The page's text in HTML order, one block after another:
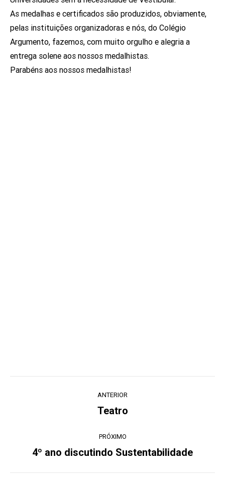
As medalhas e certificados são produzidos, obviamente,
pelas instituições organizadoras e nós, do Colégio
Argumento, fazemos, com muito orgulho e alegria a
entrega solene aos nossos medalhistas.
Parabéns aos nossos medalhistas!
ANTERIOR
Post
Teatro
PRÓXIMO
Próximo
4º ano discutindo Sustentabilidade